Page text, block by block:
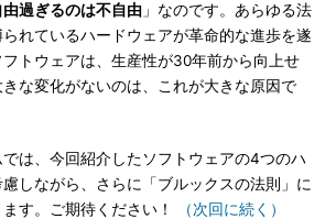
由過ぎるのは不自由 」なのです。あらゆる法
れているハードウェアが革命的な進歩を遂
トウェアは、生産性が30年前から向上せ
な変化がないのは、これが大きな原因で
は、今回紹介したソフトウェアの4つのハ
しながら、さらに「ブルックスの法則」に
す。ご期待ください！
（次回に続く）